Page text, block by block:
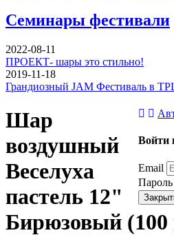
Семинары фестивали
2022-08-11
ПРОЕКТ- шары это стильно!
2019-11-18
Грандиозный JAM Фестиваль в
Войти
Email
Пароль
Шар
воздушный
Веселуха
пастель 12"
Бирюзовый